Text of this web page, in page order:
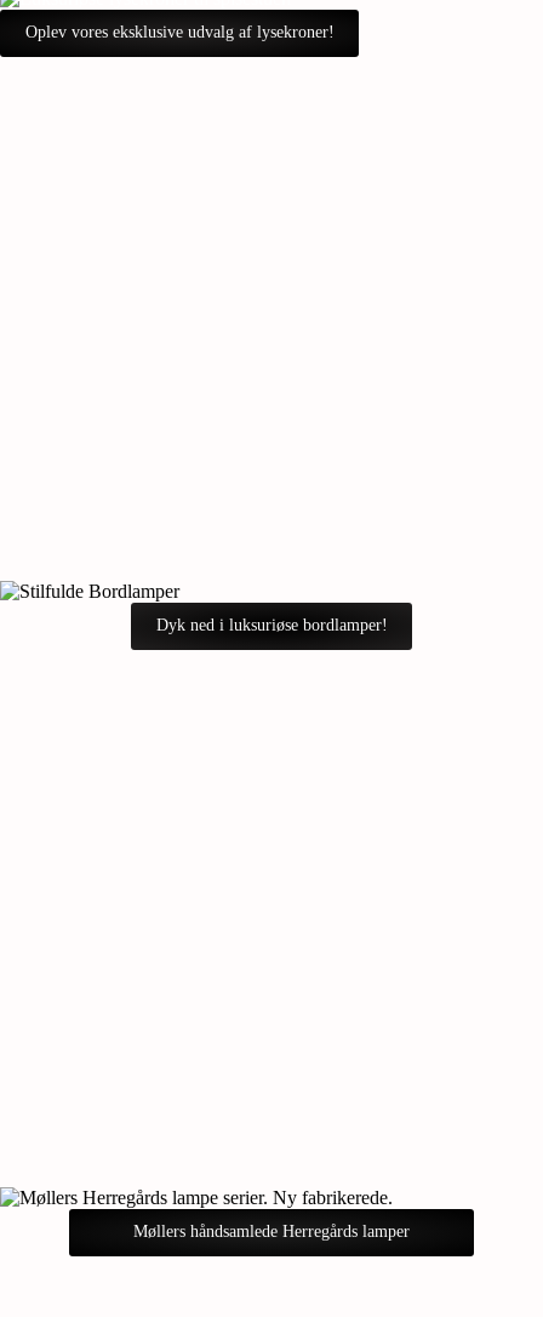
Oplev vores eksklusive udvalg af lysekroner!
Dyk ned i luksuriøse bordlamper!
Møllers håndsamlede Herregårds lamper